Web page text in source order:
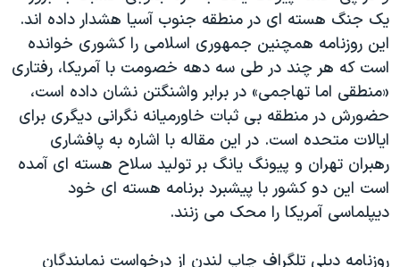
چهل سال گروگان‌گیری
قانون شفافیت دارائی کادر رهبری ایران
اعتراضات مردمی آبان ۹۸
اسرائیل در جنگ
نرگس محمدی برنده جایزه نوبل صلح
همایش محافظه‌کاران آمریکا «سی‌پک»
صفحه‌های ویژه
يک جنگ هسته ای در منطقه جنوب آسيا هشدار داده اند.
اين روزنامه همچنين جمهوری اسلامی را کشوری خوانده
است که هر چند در طی سه دهه خصومت با آمريکا، رفتاری
«منطقی اما تهاجمی» در برابر واشنگتن نشان داده است،
حضورش در منطقه بی ثبات خاورميانه نگرانی ديگری برای
ايالات متحده است. در اين مقاله با اشاره به پافشاری
رهبران تهران و پيونگ يانگ بر توليد سلاح هسته ای آمده
است اين دو کشور با پيشبرد برنامه هسته ای خود
ديپلماسی آمريکا را محک می زنند.
روزنامه ديلی تلگراف چاپ لندن از درخواست نمايندگان